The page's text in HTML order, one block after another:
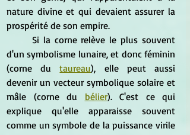
nature divine et qui devaient assurer la
prospérité de son empire.
d'un symbolisme lunaire, et donc féminin
(corne du taureau), elle peut aussi
devenir un vecteur symbolique solaire et
mâle (corne du bélier). C'est ce qui
explique qu'elle apparaisse souvent
comme un symbole de la puissance virile